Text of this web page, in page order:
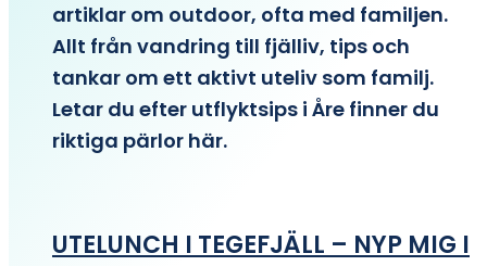
artiklar om outdoor, ofta med familjen.
Allt från vandring till fjälliv, tips och
tankar om ett aktivt uteliv som familj.
Letar du efter utflyktsips i Åre finner du
riktiga pärlor här.
UTELUNCH I TEGEFJÄLL – NYP MIG I